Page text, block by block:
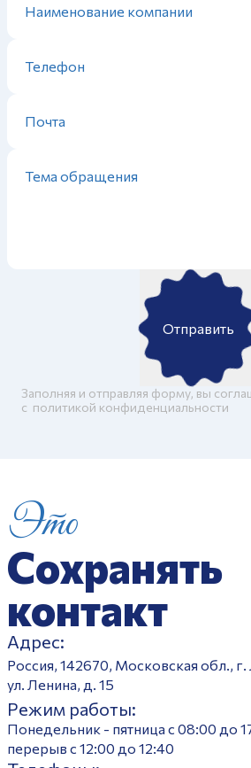
Отправить
Заполняя и отправляя форму, вы
c политикой конфиденциальности
Это
Сохранять
контакт
Адрес:
Россия, 142670, Московская обл.,
ул. Ленина, д. 15
Режим работы:
Понедельник - пятница с 08:00 до
перерыв с 12:00 до 12:40